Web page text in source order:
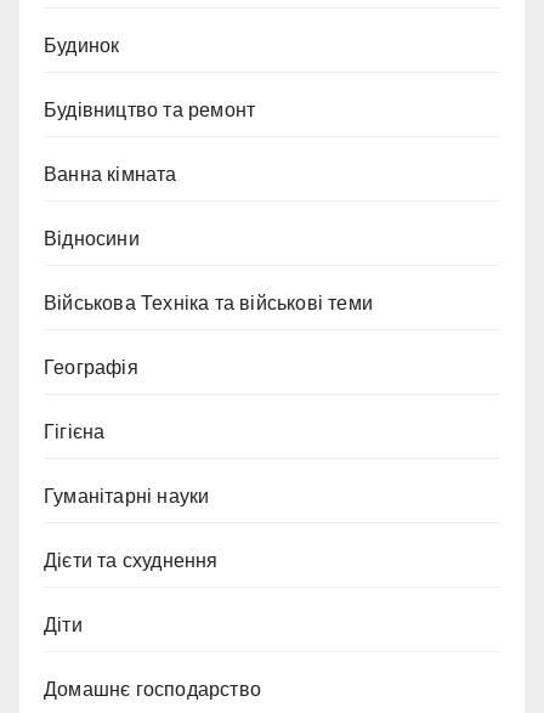
Будинок
Будівництво та ремонт
Ванна кімната
Відносини
Військова Техніка та військові теми
Географія
Гігієна
Гуманітарні науки
Дієти та схуднення
Діти
Домашнє господарство